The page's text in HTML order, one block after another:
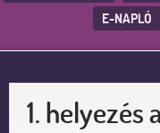
E-NAPLÓ
1. helyezés